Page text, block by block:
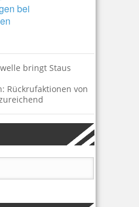
bei
bringt Staus
Rückrufaktionen von